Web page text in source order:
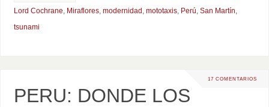
Lord Cochrane, Miraflores, modernidad , mototaxis, Perú, San Martín,
tsunami
17 COMENTARIOS
PERU: DONDE LOS